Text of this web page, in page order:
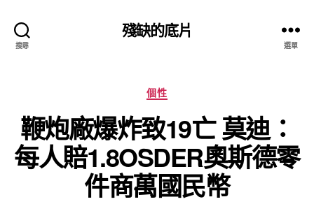
搜尋
殘缺的底片
選單
分
類
個性
鞭炮廠爆炸致19亡 莫迪：
每人賠1.8OSDER奧斯德零
件商萬國民幣